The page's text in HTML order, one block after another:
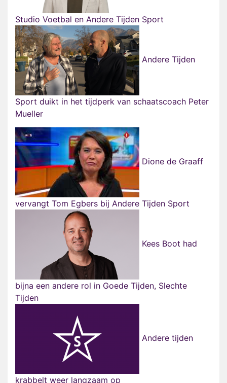
Studio Voetbal en Andere Tijden Sport
Andere Tijden
Sport duikt in het tijdperk van schaatscoach Peter
Mueller
Dione de Graaff
vervangt Tom Egbers bij Andere Tijden Sport
Kees Boot had
bijna een andere rol in Goede Tijden, Slechte
Tijden
Andere tijden
krabbelt weer langzaam op